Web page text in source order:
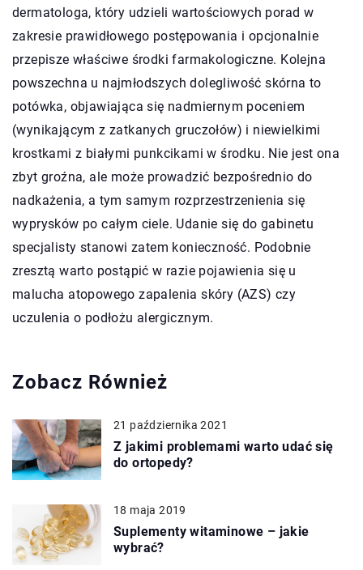
dermatologa, który udzieli wartościowych porad w
zakresie prawidłowego postępowania i opcjonalnie
przepisze właściwe środki farmakologiczne. Kolejna
powszechna u najmłodszych dolegliwość skórna to
potówka, objawiająca się nadmiernym poceniem
(wynikającym z zatkanych gruczołów) i niewielkimi
krostkami z białymi punkcikami w środku. Nie jest ona
zbyt groźna, ale może prowadzić bezpośrednio do
nadkażenia, a tym samym rozprzestrzenienia się
wyprysków po całym ciele. Udanie się do gabinetu
specjalisty stanowi zatem konieczność. Podobnie
zresztą warto postąpić w razie pojawienia się u
malucha atopowego zapalenia skóry (AZS) czy
uczulenia o podłożu alergicznym.
Zobacz Również
21 października 2021
Z jakimi problemami warto udać się
do ortopedy?
18 maja 2019
Suplementy witaminowe – jakie
wybrać?